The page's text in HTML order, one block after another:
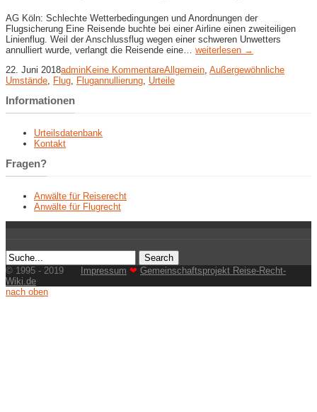
AG Köln: Schlechte Wetterbedingungen und Anordnungen der
Flugsicherung Eine Reisende buchte bei einer Airline einen zweiteiligen
Linienflug. Weil der Anschlussflug wegen einer schweren Unwetters
annulliert wurde, verlangt die Reisende eine… weiterlesen →
22. Juni 2018adminKeine KommentareAllgemein, Außergewöhnliche
Umstände, Flug, Flugannullierung, Urteile
Informationen
Urteilsdatenbank
Kontakt
Fragen?
Anwälte für Reiserecht
Anwälte für Flugrecht
© 1995 - 2019 Impressum ❤ Gemeinschaftsprojekt Reise-Recht-
Wiki.de
nach oben